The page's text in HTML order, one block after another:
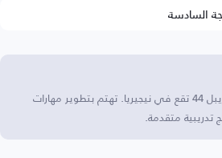
السادسة
أكاديمية أكاديمية كرة القدم تريبل 44 تقع في نيجيريا. تهتم بتطوير مهارات
تدريبية متقدمة.